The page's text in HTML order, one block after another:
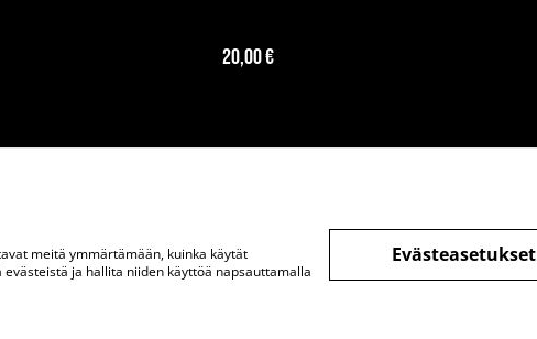
20,00 €
Juridiset ehdot Tietosuojakäytäntö Evästekäytäntö
meitä ymmärtämään, kuinka käytät
ja hallita niiden käyttöä napsauttamalla
Evästeasetukset